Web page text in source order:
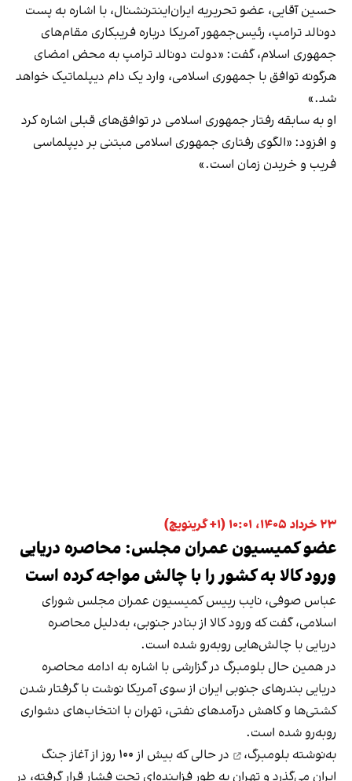
حسین آقایی، عضو تحریریه ایران‌اینترنشنال، با اشاره به پست
دونالد ترامپ، رئیس‌جمهور آمریکا درباره فریبکاری مقام‌های
جمهوری اسلام، گفت: «دولت دونالد ترامپ به محض امضای
هرگونه توافق با جمهوری اسلامی، وارد یک دام دیپلماتیک خواهد
شد.»
او به سابقه رفتار جمهوری اسلامی در توافق‌های قبلی اشاره کرد
و افزود: «الگوی رفتاری جمهوری اسلامی مبتنی بر دیپلماسی
فریب و خریدن زمان است.»
۲۳ خرداد ۱۴۰۵، ۱۰:۰۱ (‎+۱ گرینویچ)
عضو کمیسیون عمران مجلس: محاصره دریایی
ورود کالا به کشور را با چالش مواجه کرده است
عباس صوفی، نایب رییس کمیسیون عمران مجلس شورای
اسلامی، گفت که ورود کالا از بنادر جنوبی، به‌دلیل محاصره
دریایی با چالش‌هایی روبه‌رو شده است.
در همین حال بلومبرگ در گزارشی با اشاره به ادامه محاصره
دریایی بندرهای جنوبی ایران از سوی آمریکا نوشت با گرفتار شدن
کشتی‌ها و کاهش درآمدهای نفتی، تهران با انتخاب‌های دشواری
روبه‌رو شده است.
به‌نوشته بلومبرگ،
در حالی که بیش از ۱۰۰ روز از آغاز جنگ
ایران می‌گذرد و تهران به طور فزاینده‌ای تحت فشار قرار گرفته، در